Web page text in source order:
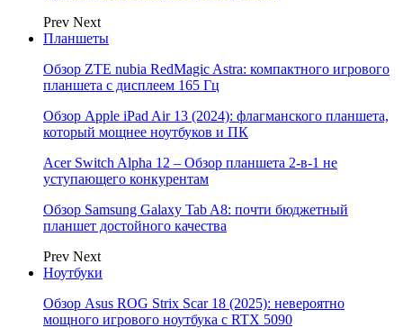
Prev Next
Планшеты
Обзор ZTE nubia RedMagic Astra: компактного игрового
планшета с дисплеем 165 Гц
Обзор Apple iPad Air 13 (2024): флагманского планшета,
который мощнее ноутбуков и ПК
Acer Switch Alpha 12 – Обзор планшета 2-в-1 не
уступающего конкурентам
Обзор Samsung Galaxy Tab A8: почти бюджетный
планшет достойного качества
Prev Next
Ноутбуки
Обзор Asus ROG Strix Scar 18 (2025): невероятно
мощного игрового ноутбука с RTX 5090